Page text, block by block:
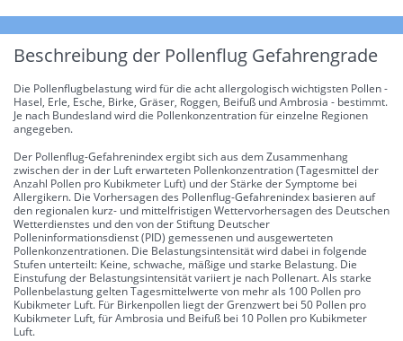
Beschreibung der Pollenflug Gefahrengrade
Die Pollenflugbelastung wird für die acht allergologisch wichtigsten Pollen -
Hasel, Erle, Esche, Birke, Gräser, Roggen, Beifuß und Ambrosia - bestimmt.
Je nach Bundesland wird die Pollenkonzentration für einzelne Regionen
angegeben.
Der Pollenflug-Gefahrenindex ergibt sich aus dem Zusammenhang
zwischen der in der Luft erwarteten Pollenkonzentration (Tagesmittel der
Anzahl Pollen pro Kubikmeter Luft) und der Stärke der Symptome bei
Allergikern. Die Vorhersagen des Pollenflug-Gefahrenindex basieren auf
den regionalen kurz- und mittelfristigen Wettervorhersagen des Deutschen
Wetterdienstes und den von der Stiftung Deutscher
Polleninformationsdienst (PID) gemessenen und ausgewerteten
Pollenkonzentrationen. Die Belastungsintensität wird dabei in folgende
Stufen unterteilt: Keine, schwache, mäßige und starke Belastung. Die
Einstufung der Belastungsintensität variiert je nach Pollenart. Als starke
Pollenbelastung gelten Tagesmittelwerte von mehr als 100 Pollen pro
Kubikmeter Luft. Für Birkenpollen liegt der Grenzwert bei 50 Pollen pro
Kubikmeter Luft, für Ambrosia und Beifuß bei 10 Pollen pro Kubikmeter
Luft.